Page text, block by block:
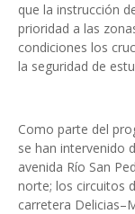
que la instrucción
prioridad a las
condiciones los
la seguridad de
Como parte del
se han intervenido
avenida Río San
norte; los circuitos
carretera